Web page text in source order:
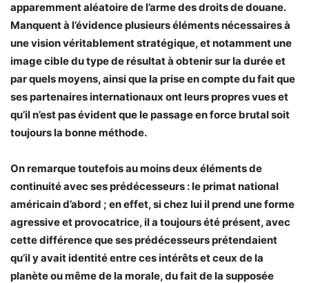
apparemment aléatoire de l’arme des droits de douane.
Manquent à l’évidence plusieurs éléments nécessaires à
une vision véritablement stratégique, et notamment une
image cible du type de résultat à obtenir sur la durée et
par quels moyens, ainsi que la prise en compte du fait que
ses partenaires internationaux ont leurs propres vues et
qu’il n’est pas évident que le passage en force brutal soit
toujours la bonne méthode.
On remarque toutefois au moins deux éléments de
continuité avec ses prédécesseurs : le primat national
américain d’abord ; en effet, si chez lui il prend une forme
agressive et provocatrice, il a toujours été présent, avec
cette différence que ses prédécesseurs prétendaient
qu’il y avait identité entre ces intérêts et ceux de la
planète ou même de la morale, du fait de la supposée